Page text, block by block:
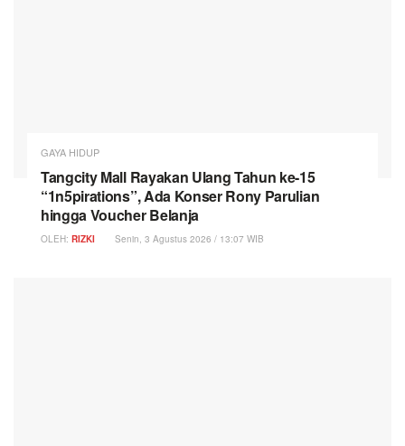
GAYA HIDUP
Tangcity Mall Rayakan Ulang Tahun ke-15
“1n5pirations”, Ada Konser Rony Parulian
hingga Voucher Belanja
OLEH: RIZKI Senin, 3 Agustus 2026 / 13:07 WIB